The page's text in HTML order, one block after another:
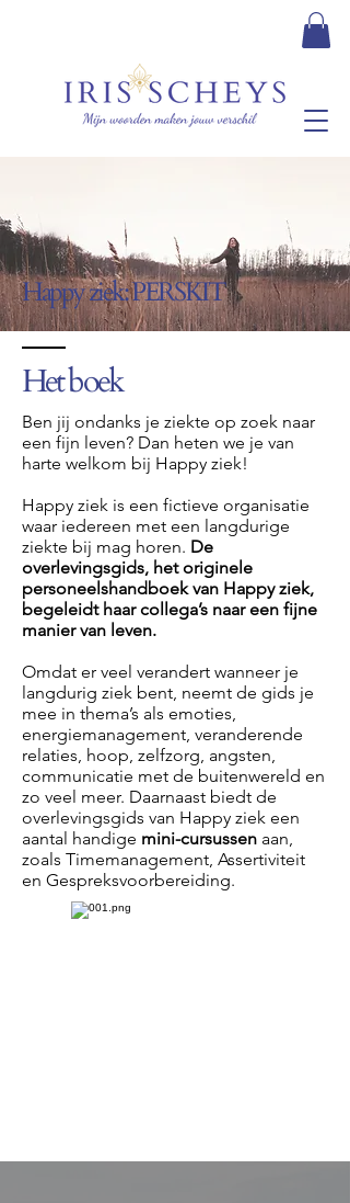
Happy ziek: PERSKIT
Het boek
Ben jij ondanks je ziekte op zoek naar
een fijn leven? Dan heten we je van
harte welkom bij Happy ziek!
Happy ziek is een fictieve organisatie
waar iedereen met een langdurige
ziekte bij mag horen. De
overlevingsgids, het originele
personeelshandboek van Happy ziek,
begeleidt haar collega’s naar een fijne
manier van leven.
Omdat er veel verandert wanneer je
langdurig ziek bent, neemt de gids je
mee in thema’s als emoties,
energiemanagement, veranderende
relaties, hoop, zelfzorg, angsten,
communicatie met de buitenwereld en
zo veel meer. Daarnaast biedt de
overlevingsgids van Happy ziek een
aantal handige mini-cursussen aan,
zoals Timemanagement, Assertiviteit
en Gespreksvoorbereiding.